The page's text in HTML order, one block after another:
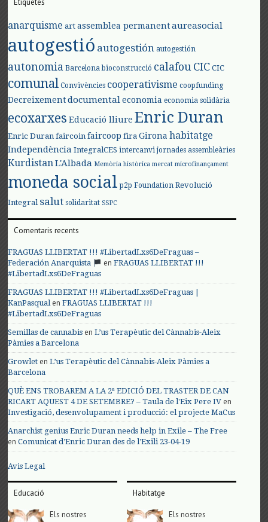
Etiquetes
anarquisme art assemblea permanent aureasocial
autogestió autogestión autogestión
autonomia Barcelona bioconstrucció calafouCIC CIC
comunal Convivències cooperativisme coopfunding
Decreixement documental economia economia solidària
ecoxarxes Educació lliure Enric Duran
Enric Duran faircoin faircoop fira Girona habitatge
Independència IntegralCES intercanvi jornades assembleàries
KurdistanL'Albada Memòria històrica mercat microfinançament
moneda social p2p Foundation Revolució
Integral salut solidaritat SSPC
Comentaris recents
FRAGUAS LLIBERTAT !!! #LibertadLxs6DeFraguas –
Federación Anarquista
enFRAGUAS LLIBERTAT !!!
#LibertadLxs6DeFraguas
FRAGUAS LLIBERTAT !!! #LibertadLxs6DeFraguas |
KanPasqualenFRAGUAS LLIBERTAT !!!
#LibertadLxs6DeFraguas
Semillas de cannabis enL’us Terapèutic del Cànnabis-Aleix
Pàmies a Barcelona
Growlet enL’us Terapèutic del Cànnabis-Aleix Pàmies a
Barcelona
QUÈ ENS TROBAREM A LA 2ª EDICIÓ DEL TRASTER DE CAN
RICART AQUEST 4 DE SETEMBRE? – Taula de l'Eix Pere IV en
Investigació, desenvolupament i producció: el projecte MaCus
Anarchist genius Enric Duran needs help in Exile – The Free
enComunicat d’Enric Duran des de l’Exili 23-04-19
Avis Legal
Educació
Els nostres
Habitatge
Els nostres